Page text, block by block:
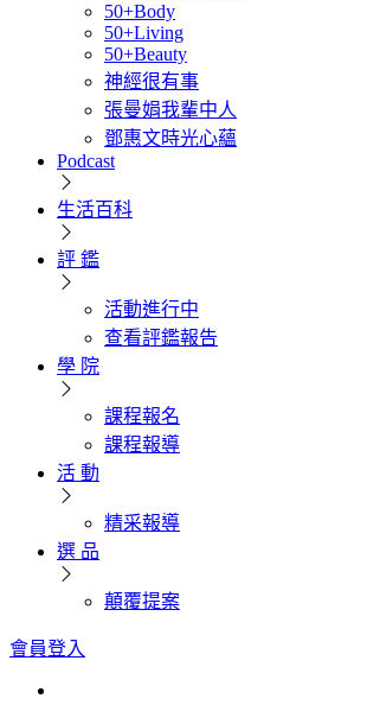
50+Body
50+Living
50+Beauty
神經很有事
張曼娟我輩中人
鄧惠文時光心蘊
Podcast
生活百科
評 鑑
活動進行中
查看評鑑報告
學 院
課程報名
課程報導
活 動
精采報導
選 品
顛覆提案
會員登入